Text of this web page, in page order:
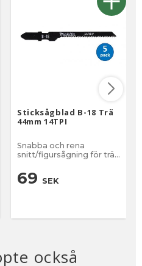
Sticksågblad B-18 Trä
44mm 14TPI
Snabba och rena
snitt/figursågning för trä
69 SEK
också